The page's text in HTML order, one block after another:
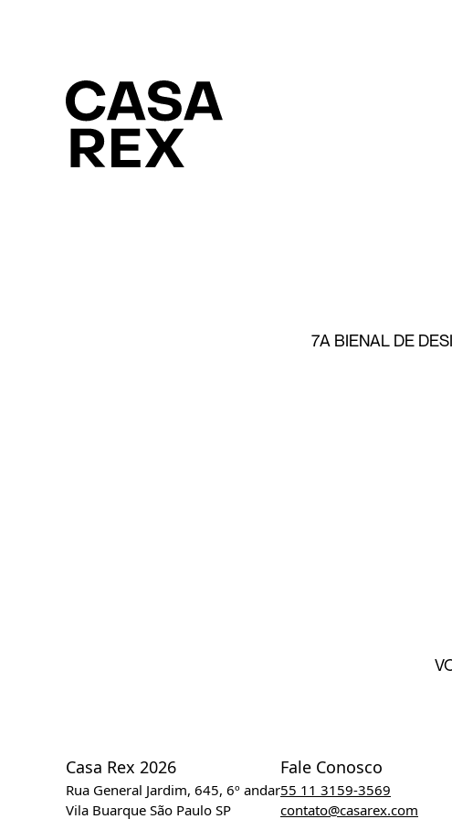
7A BIENAL DE
Casa Rex 2026
Rua General Jardim, 645, 6º andar
Vila Buarque São Paulo SP
Fale Conosco
55 11 3159-3569
contato@casarex.com